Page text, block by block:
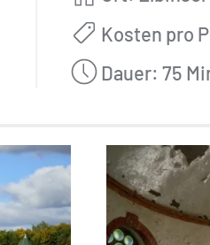
Kosten pro
Dauer: 75